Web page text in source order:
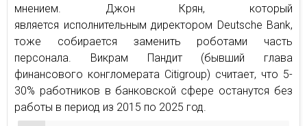
мнением. Джон Крян, который
является исполнительным директором Deutsche Bank,
тоже собирается заменить роботами часть
персонала. Викрам Пандит (бывший глава
финансового конгломерата Citigroup) считает, что 5-
30% работников в банковской сфере останутся без
работы в период из 2015 по 2025 год.